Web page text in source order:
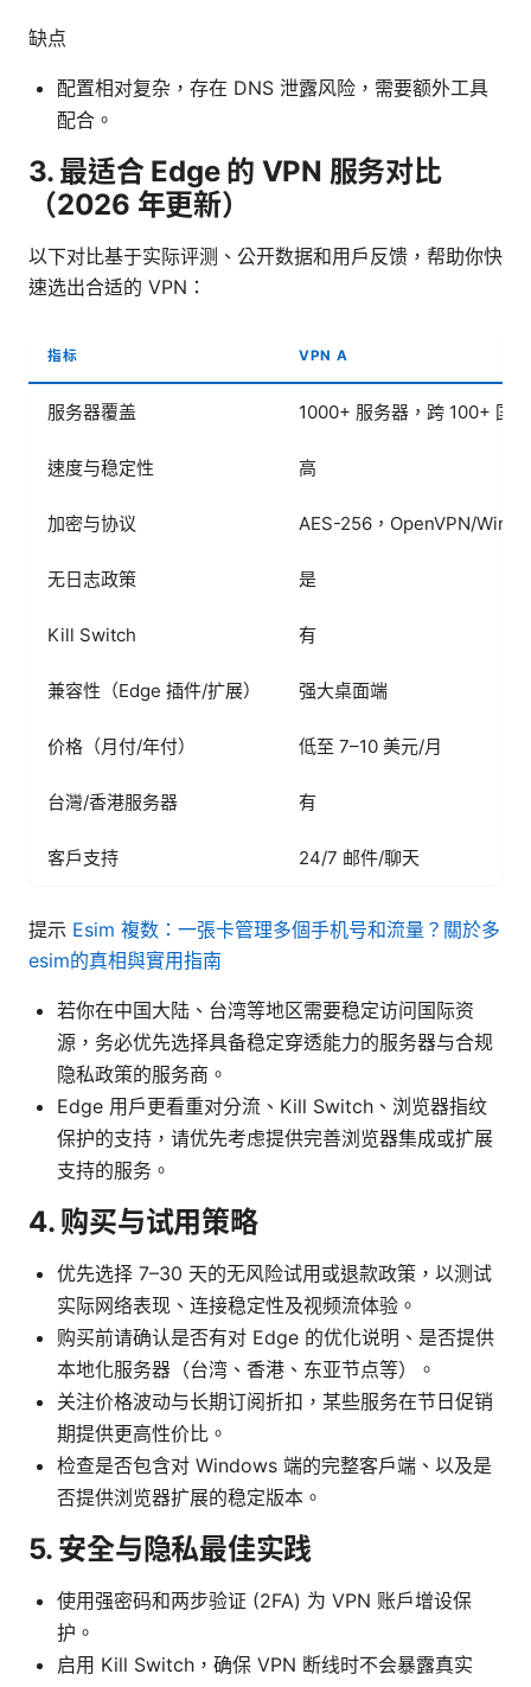
缺点
配置相对复杂，存在 DNS 泄露风险，需要额外工具
配合。
3. 最适合 Edge 的 VPN 服务对比
（2026 年更新）
以下对比基于实际评测、公开数据和用户反馈，帮助你快
速选出合适的 VPN：
指标 VPN A
服务器覆盖 1000+ 服务器，跨 100+ 国家
速度与稳定性 高
加密与协议 AES-256，OpenVPN/
无日志政策 是
Kill Switch 有
兼容性（Edge 插件/扩展） 强大桌面端
价格（月付/年付） 低至 7–10 美元/月
台灣/香港服务器 有
客户支持 24/7 邮件/聊天
提示 Esim 複数：一張卡管理多個手机号和流量？關於多
esim的真相與實用指南
若你在中国大陆、台湾等地区需要稳定访问国际资
源，务必优先选择具备稳定穿透能力的服务器与合规
隐私政策的服务商。
Edge 用户更看重对分流、Kill Switch、浏览器指纹
保护的支持，请优先考虑提供完善浏览器集成或扩展
支持的服务。
4. 购买与试用策略
优先选择 7–30 天的无风险试用或退款政策，以测试
实际网络表现、连接稳定性及视频流体验。
购买前请确认是否有对 Edge 的优化说明、是否提供
本地化服务器（台湾、香港、东亚节点等）。
关注价格波动与长期订阅折扣，某些服务在节日促销
期提供更高性价比。
检查是否包含对 Windows 端的完整客户端、以及是
否提供浏览器扩展的稳定版本。
5. 安全与隐私最佳实践
使用强密码和两步验证 (2FA) 为 VPN 账户增设保
护。
启用 Kill Switch，确保 VPN 断线时不会暴露真实